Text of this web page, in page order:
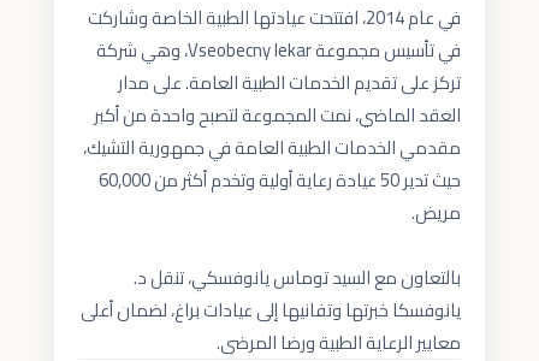
في عام 2014، افتتحت عيادتها الطبية الخاصة وشاركت
في تأسيس مجموعة Vseobecny lekar، وهي شركة
تركز على تقديم الخدمات الطبية العامة. على مدار
العقد الماضي، نمت المجموعة لتصبح واحدة من أكبر
مقدمي الخدمات الطبية العامة في جمهورية التشيك،
حيث تدير 50 عيادة رعاية أولية وتخدم أكثر من 60,000
بالتعاون مع السيد توماس يانوفسكي، تنقل د.
يانوفسكا خبرتها وتفانيها إلى عيادات براغ، لضمان أعلى
معايير الرعاية الطبية ورضا المرضى.